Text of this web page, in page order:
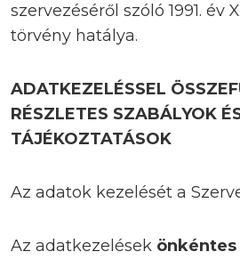
szervezéséről szóló 1991. év
törvény hatálya.
ADATKEZELÉSSEL
RÉSZLETES SZABÁLYOK
TÁJÉKOZTATÁSOK
Az adatok kezelését a
Az adatkezelések önkéntes